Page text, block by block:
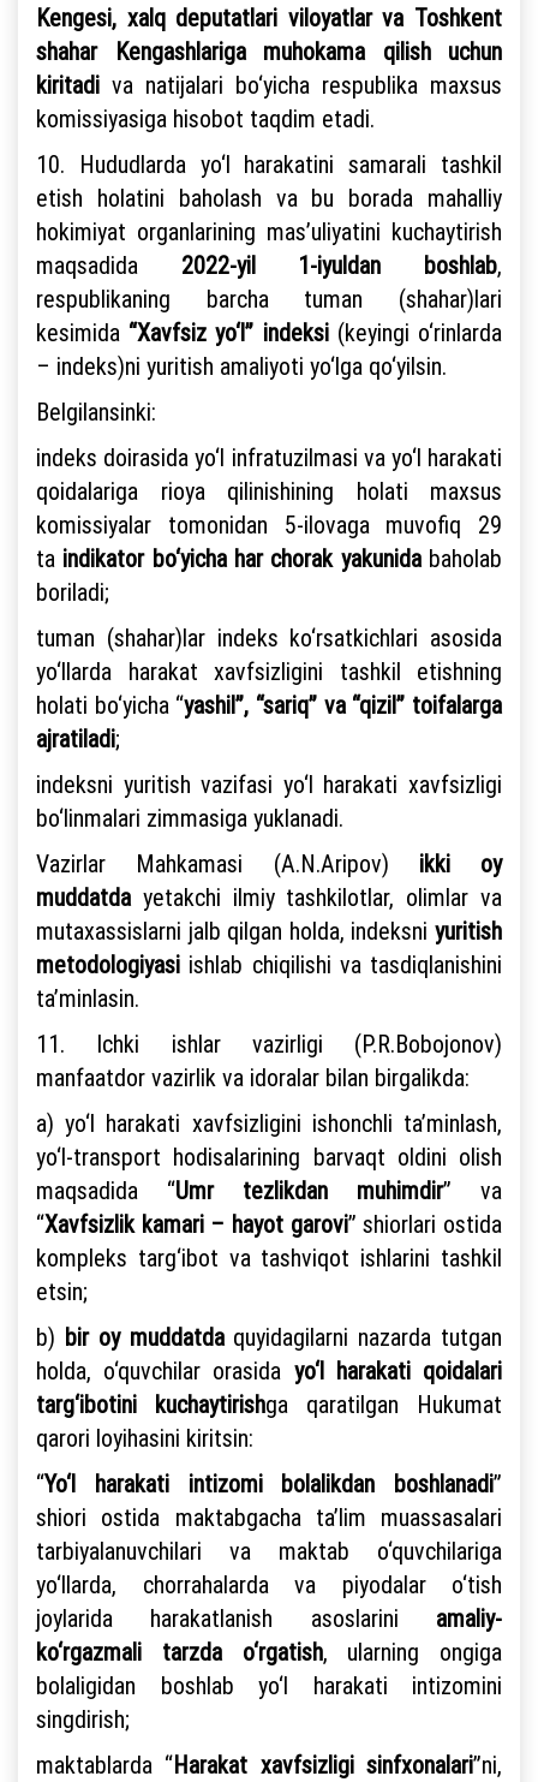
Kengesi, xalq deputatlari viloyatlar va Toshkent
shahar Kengashlariga muhokama qilish uchun
kiritadi va natijalari bo‘yicha respublika maxsus
komissiyasiga hisobot taqdim etadi.
10. Hududlarda yo‘l harakatini samarali tashkil
etish holatini baholash va bu borada mahalliy
hokimiyat organlarining mas’uliyatini kuchaytirish
maqsadida 2022-yil 1-iyuldan boshlab,
respublikaning barcha tuman (shahar)lari
kesimida “Xavfsiz yo‘l” indeksi (keyingi o‘rinlarda
– indeks)ni yuritish amaliyoti yo‘lga qo‘yilsin.
Belgilansinki:
indeks doirasida yo‘l infratuzilmasi va yo‘l harakati
qoidalariga rioya qilinishining holati maxsus
komissiyalar tomonidan 5-ilovaga muvofiq 29
ta indikator bo‘yicha har chorak yakunida baholab
boriladi;
tuman (shahar)lar indeks ko‘rsatkichlari asosida
yo‘llarda harakat xavfsizligini tashkil etishning
holati bo‘yicha “yashil”, “sariq” va “qizil” toifalarga
ajratiladi;
indeksni yuritish vazifasi yo‘l harakati xavfsizligi
bo‘linmalari zimmasiga yuklanadi.
Vazirlar Mahkamasi (A.N.Aripov) ikki oy
muddatdayetakchi ilmiy tashkilotlar, olimlar va
mutaxassislarni jalb qilgan holda, indeksni yuritish
metodologiyasi ishlab chiqilishi va tasdiqlanishini
ta’minlasin.
11. Ichki ishlar vazirligi (P.R.Bobojonov)
manfaatdor vazirlik va idoralar bilan birgalikda:
a) yo‘l harakati xavfsizligini ishonchli ta’minlash,
yo‘l-transport hodisalarining barvaqt oldini olish
maqsadida “Umr tezlikdan muhimdir” va
“Xavfsizlik kamari – hayot garovi” shiorlari ostida
kompleks targ‘ibot va tashviqot ishlarini tashkil
etsin;
b) bir oy muddatda quyidagilarni nazarda tutgan
holda, o‘quvchilar orasida yo‘l harakati qoidalari
targ‘ibotini kuchaytirishga qaratilgan Hukumat
qarori loyihasini kiritsin:
“Yo‘l harakati intizomi bolalikdan boshlanadi”
shiori ostida maktabgacha ta’lim muassasalari
tarbiyalanuvchilari va maktab o‘quvchilariga
yo‘llarda, chorrahalarda va piyodalar o‘tish
joylarida harakatlanish asoslarini amaliy-
ko‘rgazmali tarzda o‘rgatish, ularning ongiga
bolaligidan boshlab yo‘l harakati intizomini
singdirish;
maktablarda “Harakat xavfsizligi sinfxonalari”ni,